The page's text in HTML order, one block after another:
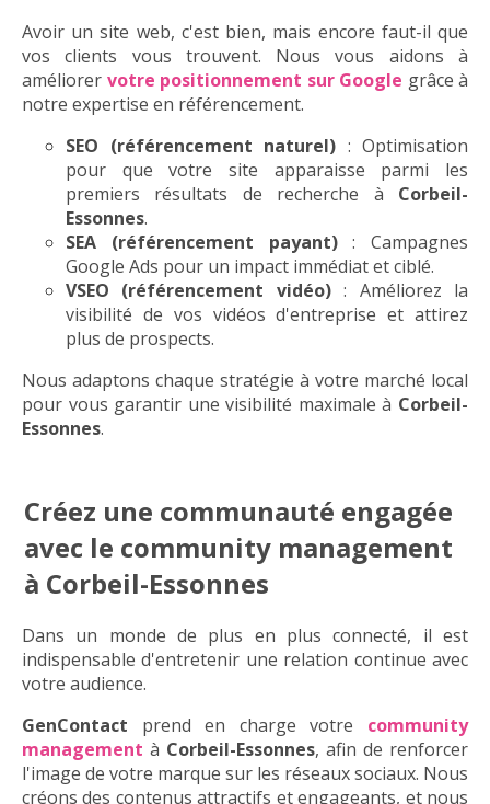
Avoir un site web, c'est bien, mais encore faut-il que
vos clients vous trouvent. Nous vous aidons à
améliorer votre positionnement sur Google grâce à
notre expertise en référencement.
SEO (référencement naturel) : Optimisation
pour que votre site apparaisse parmi les
premiers résultats de recherche à Corbeil-
Essonnes.
SEA (référencement payant): Campagnes
Google Ads pour un impact immédiat et ciblé.
VSEO (référencement vidéo): Améliorez la
visibilité de vos vidéos d'entreprise et attirez
plus de prospects.
Nous adaptons chaque stratégie à votre marché local
pour vous garantir une visibilité maximale à Corbeil-
Essonnes.
Créez une communauté engagée
avec le community management
à Corbeil-Essonnes
Dans un monde de plus en plus connecté, il est
indispensable d'entretenir une relation continue avec
votre audience.
GenContact prend en charge votre community
management à Corbeil-Essonnes, afin de renforcer
l'image de votre marque sur les réseaux sociaux. Nous
créons des contenus attractifs et engageants, et nous